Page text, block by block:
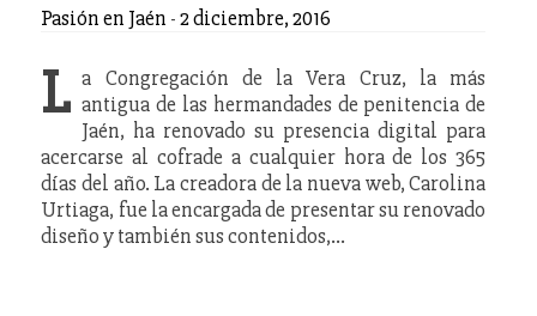
Pasión en Jaén -2 diciembre, 2016
L a Congregación de la Vera Cruz, la más
antigua de las hermandades de penitencia de
Jaén, ha renovado su presencia digital para
acercarse al cofrade a cualquier hora de los 365
días del año. La creadora de la nueva web, Carolina
Urtiaga, fue la encargada de presentar su renovado
diseño y también sus contenidos,…